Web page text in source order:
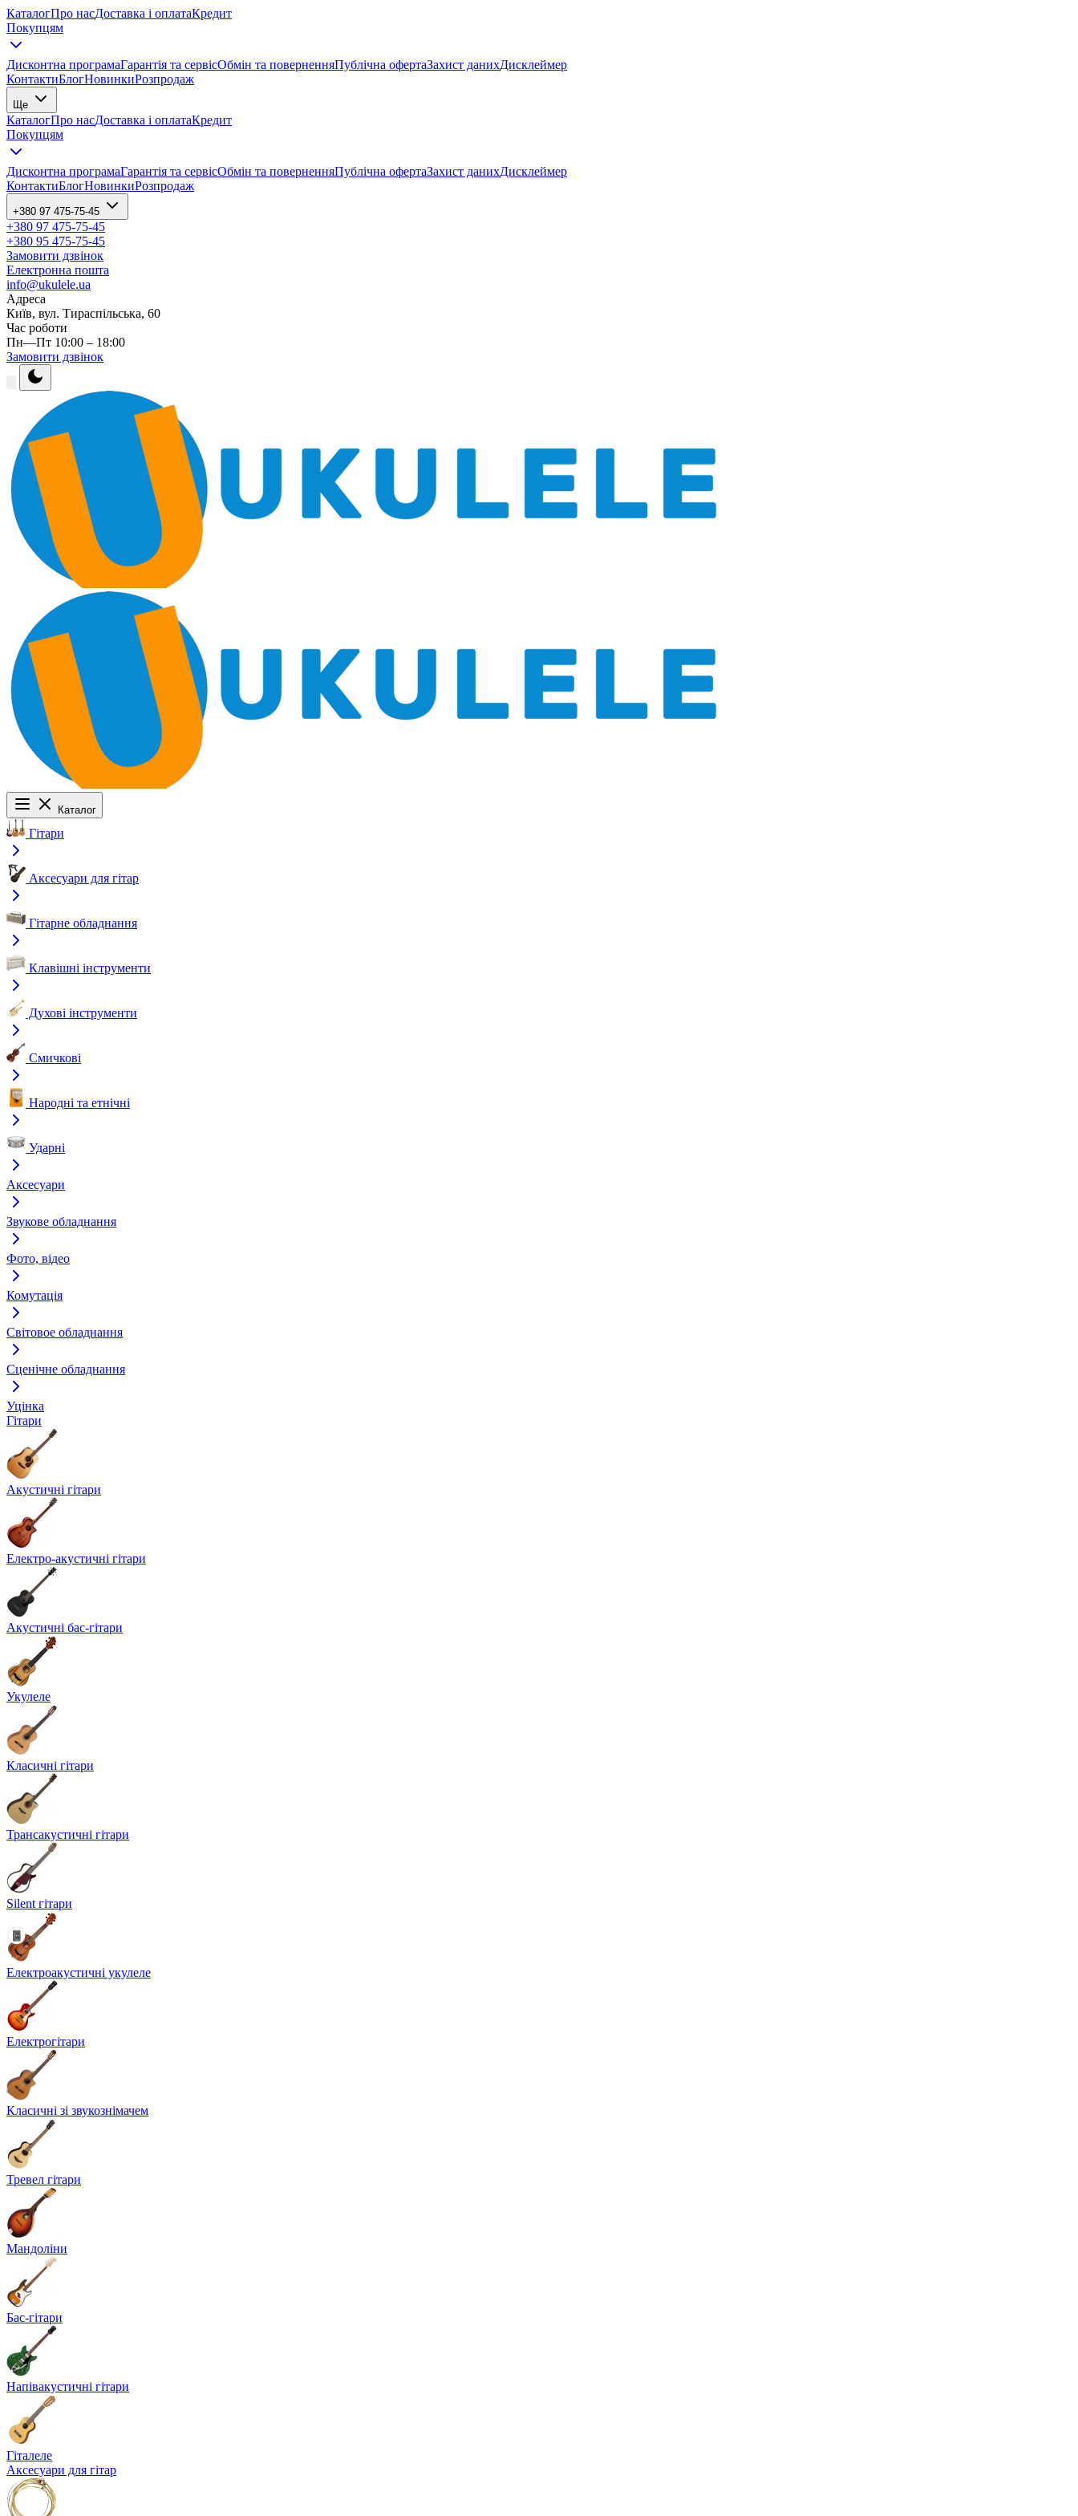
КаталогПро насДоставка і оплатаКредит
Покупцям
Дисконтна програмаГарантія та сервісОбмін та поверненняПублічна офертаЗахист данихДисклеймер
КонтактиБлогНовинкиРозпродаж
Ще
КаталогПро насДоставка і оплатаКредит
Покупцям
Дисконтна програмаГарантія та сервісОбмін та поверненняПублічна офертаЗахист данихДисклеймер
КонтактиБлогНовинкиРозпродаж
+380 97 475-75-45
+380 97 475-75-45
+380 95 475-75-45
Замовити дзвінок
Електронна пошта
info@ukulele.ua
Адреса
Київ, вул. Тираспільська, 60
Час роботи
Пн—Пт 10:00 – 18:00
Замовити дзвінок
Каталог
Гітари
Аксесуари для гітар
Гітарне обладнання
Клавішні інструменти
Духові інструменти
Смичкові
Народні та етнічні
Ударні
Аксесуари
Звукове обладнання
Фото, відео
Комутація
Світовое обладнання
Сценічне обладнання
Уцінка
Гітари
Акустичні гітари
Електро-акустичні гітари
Акустичні бас-гітари
Укулеле
Класичні гітари
Трансакустичні гітари
Silent гітари
Електроакустичні укулеле
Електрогітари
Класичні зі звукознімачем
Тревел гітари
Мандоліни
Бас-гітари
Напівакустичні гітари
Гіталеле
Аксесуари для гітар